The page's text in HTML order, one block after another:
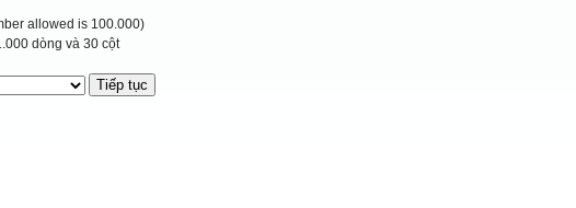
allowed is 100.000)
dòng và 30 cột